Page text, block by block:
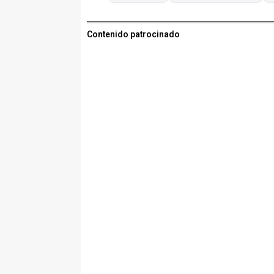
Contenido patrocinado